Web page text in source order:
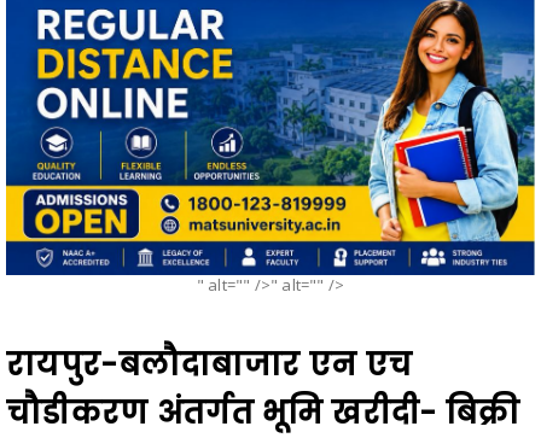
" alt="" />" alt="" />
रायपुर-बलौदाबाजार एन एच
चौडीकरण अंतर्गत भूमि खरीदी- बिक्री